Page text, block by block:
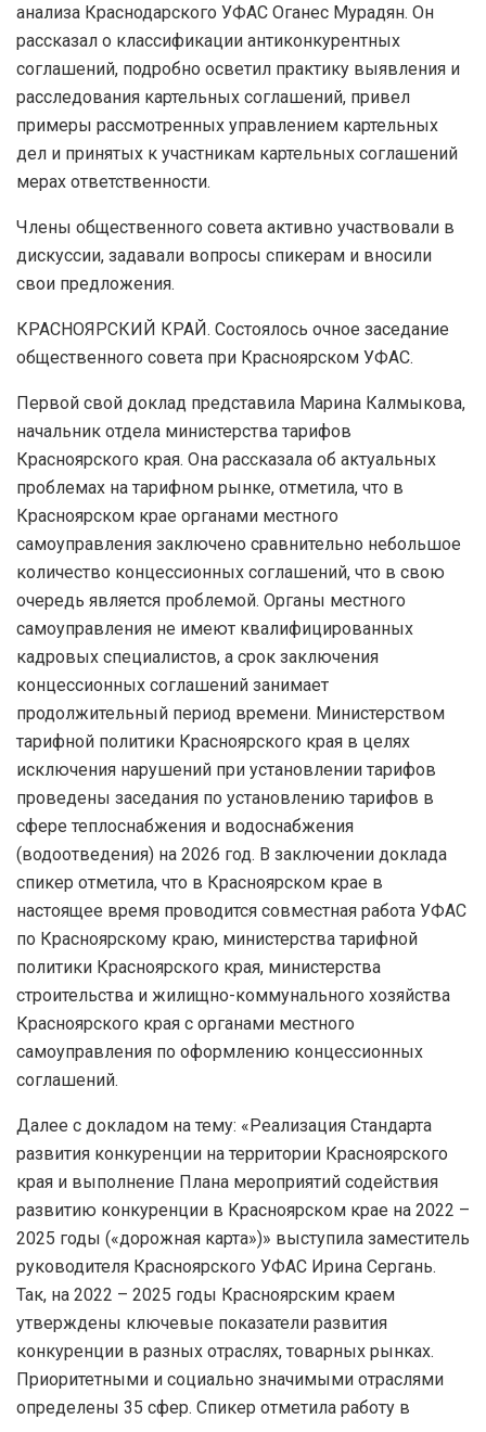
анализа Краснодарского УФАС Оганес Мурадян. Он
рассказал о классификации антиконкурентных
соглашений, подробно осветил практику выявления и
расследования картельных соглашений, привел
примеры рассмотренных управлением картельных
дел и принятых к участникам картельных соглашений
мерах ответственности.
Члены общественного совета активно участвовали в
дискуссии, задавали вопросы спикерам и вносили
свои предложения.
КРАСНОЯРСКИЙ КРАЙ. Состоялось очное заседание
общественного совета при Красноярском УФАС.
Первой свой доклад представила Марина Калмыкова,
начальник отдела министерства тарифов
Красноярского края. Она рассказала об актуальных
проблемах на тарифном рынке, отметила, что в
Красноярском крае органами местного
самоуправления заключено сравнительно небольшое
количество концессионных соглашений, что в свою
очередь является проблемой. Органы местного
самоуправления не имеют квалифицированных
кадровых специалистов, а срок заключения
концессионных соглашений занимает
продолжительный период времени. Министерством
тарифной политики Красноярского края в целях
исключения нарушений при установлении тарифов
проведены заседания по установлению тарифов в
сфере теплоснабжения и водоснабжения
(водоотведения) на 2026 год. В заключении доклада
спикер отметила, что в Красноярском крае в
настоящее время проводится совместная работа УФАС
по Красноярскому краю, министерства тарифной
политики Красноярского края, министерства
строительства и жилищно-коммунального хозяйства
Красноярского края с органами местного
самоуправления по оформлению концессионных
соглашений.
Далее с докладом на тему: «Реализация Стандарта
развития конкуренции на территории Красноярского
края и выполнение Плана мероприятий содействия
развитию конкуренции в Красноярском крае на 2022 –
2025 годы («дорожная карта»)» выступила заместитель
руководителя Красноярского УФАС Ирина Сергань.
Так, на 2022 – 2025 годы Красноярским краем
утверждены ключевые показатели развития
конкуренции в разных отраслях, товарных рынках.
Приоритетными и социально значимыми отраслями
определены 35 сфер. Спикер отметила работу в